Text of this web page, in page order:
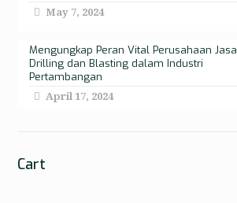
May 7, 2024
Mengungkap Peran Vital Perusahaan Jasa
Drilling dan Blasting dalam Industri
Pertambangan
April 17, 2024
Cart